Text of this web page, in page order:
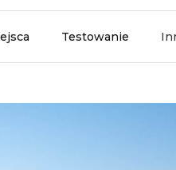
Testowanie